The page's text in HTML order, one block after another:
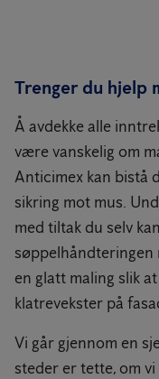
Trenger du hjelp
Å avdekke alle
være vanskelig om
Anticimex kan bistå
sikring mot mus.
med tiltak du selv
søppelhåndteringen
en glatt maling slik
klatrevekster på
Vi går gjennom en
steder er tette, om